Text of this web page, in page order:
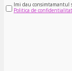
Imi dau consimtamantul
Politica de